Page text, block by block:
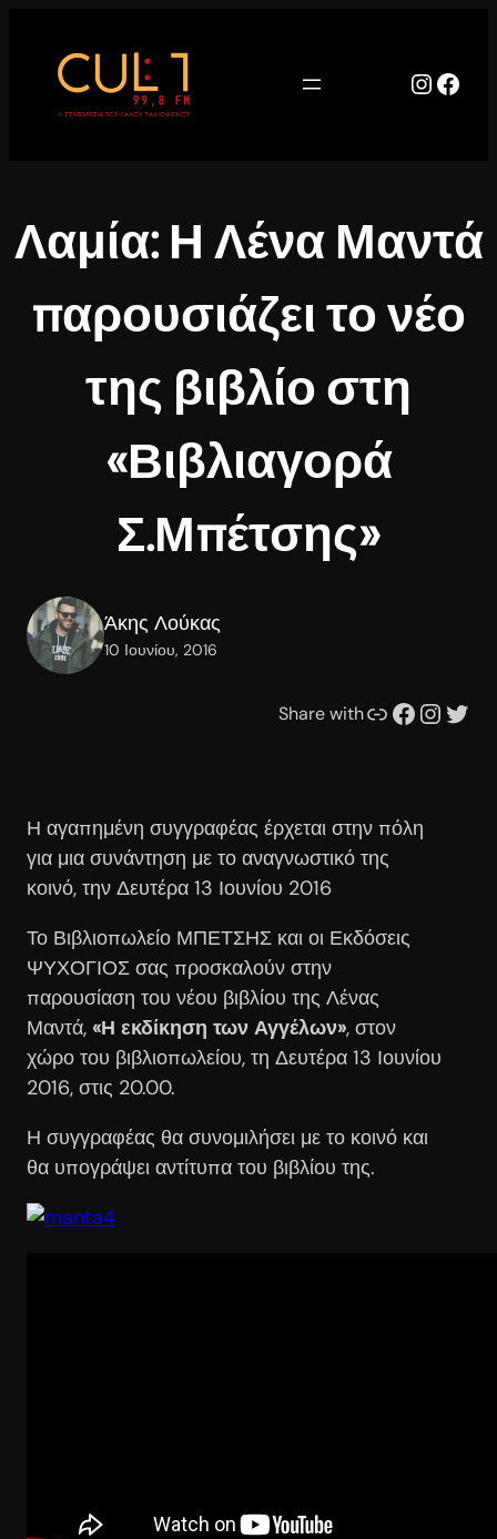
περιεχόμενο
Λαμία: Η Λένα Μαντά
παρουσιάζει το νέο
της βιβλίο στη
«Βιβλιαγορά
Σ.Μπέτσης»
Άκης Λούκας
10 Ιουνίου, 2016
Share withΣυνδέσμου Facebook Instagram Twitter
Η αγαπημένη συγγραφέας έρχεται στην πόλη
για μια συνάντηση με το αναγνωστικό της
κοινό, την Δευτέρα 13 Ιουνίου 2016
Το Βιβλιοπωλείο ΜΠΕΤΣΗΣ και οι Εκδόσεις
ΨΥΧΟΓΙΟΣ σας προσκαλούν στην
παρουσίαση του νέου βιβλίου της Λένας
Μαντά, «Η εκδίκηση των Αγγέλων», στον
χώρο του βιβλιοπωλείου, τη Δευτέρα 13 Ιουνίου
2016, στις 20.00.
Η συγγραφέας θα συνομιλήσει με το κοινό και
θα υπογράψει αντίτυπα του βιβλίου της.